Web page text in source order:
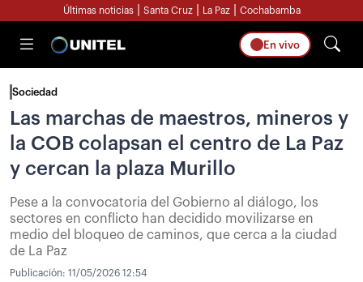
Últimas noticias Santa Cruz La Paz Cochabamba
En vivo
Sociedad
Las marchas de maestros, mineros y
la COB colapsan el centro de La Paz
y cercan la plaza Murillo
Pese a la convocatoria del Gobierno al diálogo, los
sectores en conflicto han decidido movilizarse en
medio del bloqueo de caminos, que cerca a la ciudad
de La Paz
Publicación: 11/05/2026 12:54